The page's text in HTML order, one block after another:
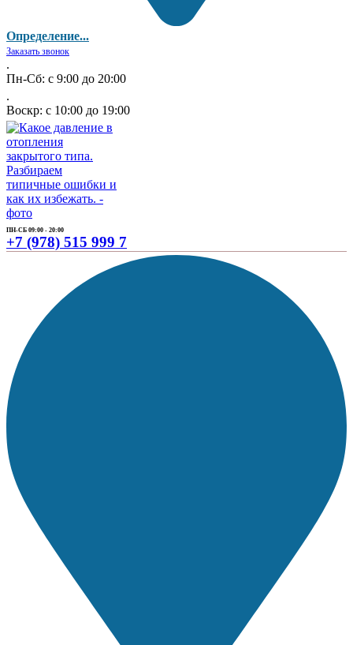
Определение...
Заказать звонок
.
Пн-Сб: с 9:00 до 20:00
.
Воскр: с 10:00 до 19:00
ПН-СБ 09:00 - 20:00
+7 (978) 515 999 7